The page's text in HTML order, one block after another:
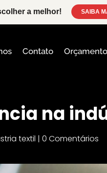
a melhor! SAIBA
Contato Orçamento
na
textil | 0 Comentários